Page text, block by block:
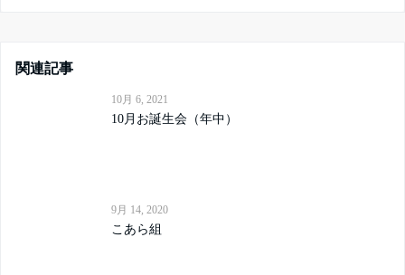
関連記事
10月 6, 2021
10月お誕生会（年中）
9月 14, 2020
こあら組